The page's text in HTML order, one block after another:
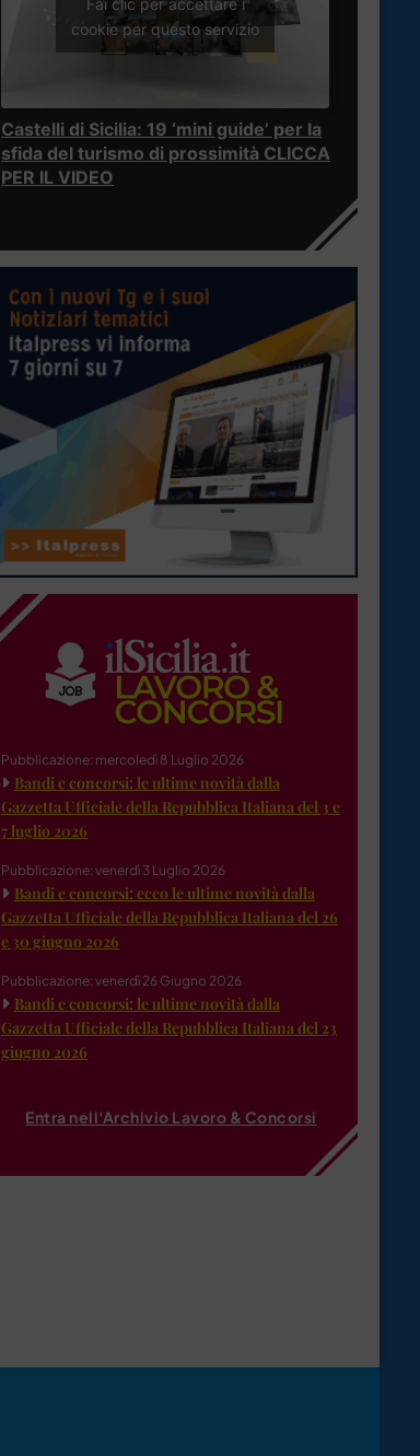
cookie per questo servizio
Castelli di Sicilia: 19 ‘mini guide’ per la
sfida del turismo di prossimità CLICCA
PER IL VIDEO
Pubblicazione: mercoledì 8 Luglio 2026
Bandi e concorsi: le ultime novità dalla
Gazzetta Ufficiale della Repubblica Italiana del 3 e
7 luglio 2026
Pubblicazione: venerdì 3 Luglio 2026
Bandi e concorsi: ecco le ultime novità dalla
Gazzetta Ufficiale della Repubblica Italiana del 26
e 30 giugno 2026
Pubblicazione: venerdì 26 Giugno 2026
Bandi e concorsi: le ultime novità dalla
Gazzetta Ufficiale della Repubblica Italiana del 23
giugno 2026
Entra nell'Archivio Lavoro & Concorsi